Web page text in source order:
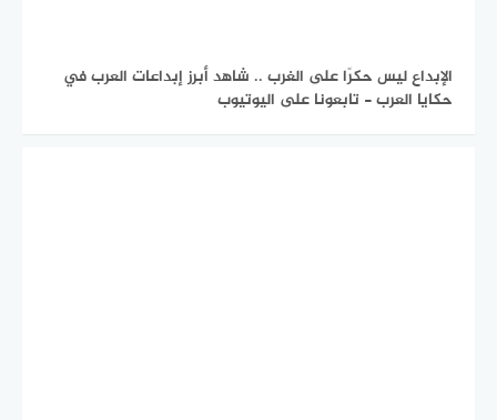
الإبداع ليس حكرًا على الغرب .. شاهد أبرز إبداعات العرب في
حكايا العرب - تابعونا على اليوتيوب